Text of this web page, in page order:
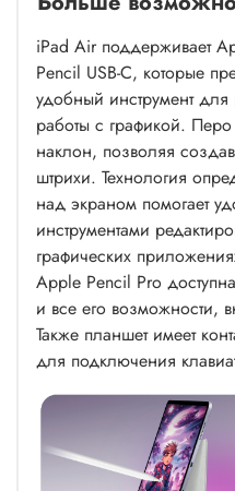
iPad Air поддерживает
Pencil USB-C, которые
удобный инструмент
работы с графикой.
наклон, позволяя
штрихи. Технология
над экраном помогает
инструментами
графических
Apple Pencil Pro
и все его возможности,
Также планшет имеет
для подключения